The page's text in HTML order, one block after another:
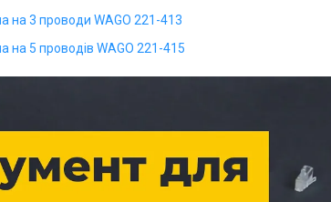
на 3 проводи WAGO 221-413
на 5 проводів WAGO 221-415